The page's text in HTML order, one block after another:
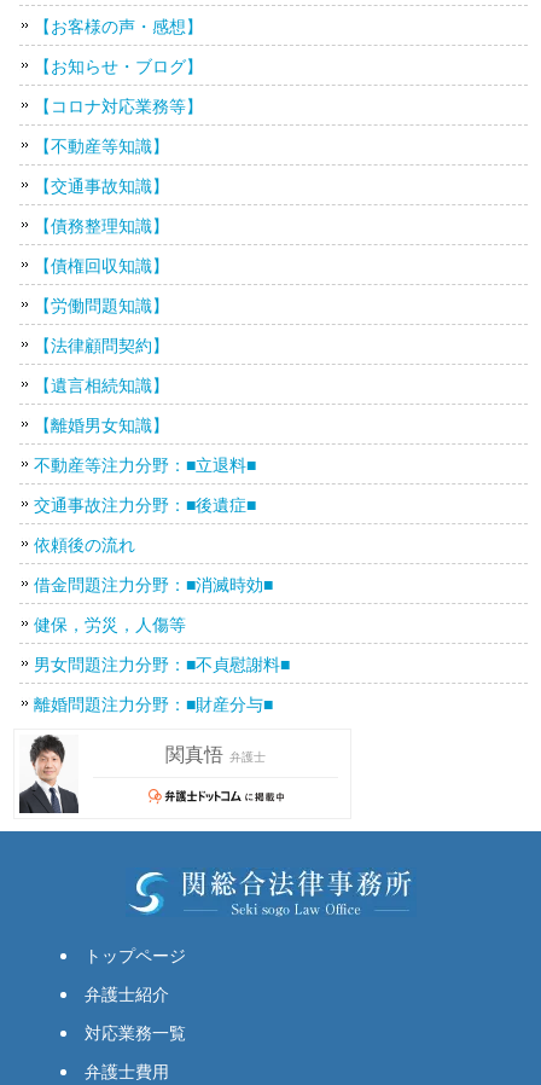
【お客様の声・感想】
【お知らせ・ブログ】
【コロナ対応業務等】
【不動産等知識】
【交通事故知識】
【債務整理知識】
【債権回収知識】
【労働問題知識】
【法律顧問契約】
【遺言相続知識】
【離婚男女知識】
不動産等注力分野：■立退料■
交通事故注力分野：■後遺症■
依頼後の流れ
借金問題注力分野：■消滅時効■
健保，労災，人傷等
男女問題注力分野：■不貞慰謝料■
離婚問題注力分野：■財産分与■
トップページ
弁護士紹介
対応業務一覧
弁護士費用